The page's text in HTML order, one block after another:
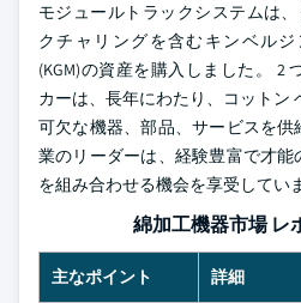
モジュールトラックシステムは
クチャリングを含むキンベル
(KGM)の資産を購入しました。 2
カーは、長年にわたり、コットン
可欠な機器、部品、サービスを
業のリーダーは、経験豊富で才
を組み合わせる機会を享受してい
綿加工機器市場 レ
主なポイント 詳細